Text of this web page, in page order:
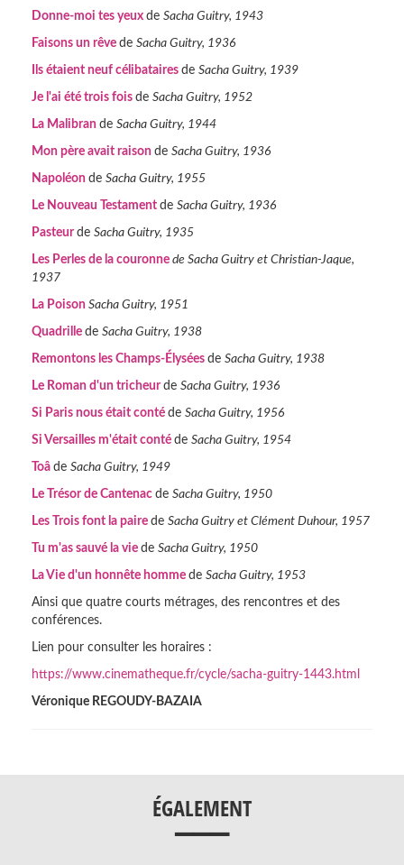
Donne-moi tes yeux de Sacha Guitry, 1943
Faisons un rêve de Sacha Guitry, 1936
Ils étaient neuf célibataires de Sacha Guitry, 1939
Je l'ai été trois fois de Sacha Guitry, 1952
La Malibran de Sacha Guitry, 1944
Mon père avait raison de Sacha Guitry, 1936
Napoléon de Sacha Guitry, 1955
Le Nouveau Testament de Sacha Guitry, 1936
Pasteurde Sacha Guitry, 1935
Les Perles de la couronne de Sacha Guitry et Christian-Jaque,
1937
La Poison Sacha Guitry, 1951
Quadrille de Sacha Guitry, 1938
Remontons les Champs-Élysées de Sacha Guitry, 1938
Le Roman d'un tricheurde Sacha Guitry, 1936
Si Paris nous était conté de Sacha Guitry, 1956
Si Versailles m'était conté de Sacha Guitry, 1954
Toâ de Sacha Guitry, 1949
Le Trésor de Cantenac de Sacha Guitry, 1950
Les Trois font la paire de Sacha Guitry et Clément Duhour, 1957
Tu m'as sauvé la vie de Sacha Guitry, 1950
La Vie d'un honnête homme de Sacha Guitry, 1953
Ainsi que quatre courts métrages, des rencontres et des
conférences.
Lien pour consulter les horaires :
https://www.cinematheque.fr/cycle/sacha-guitry-1443.html
Véronique REGOUDY-BAZAIA
ÉGALEMENT
___